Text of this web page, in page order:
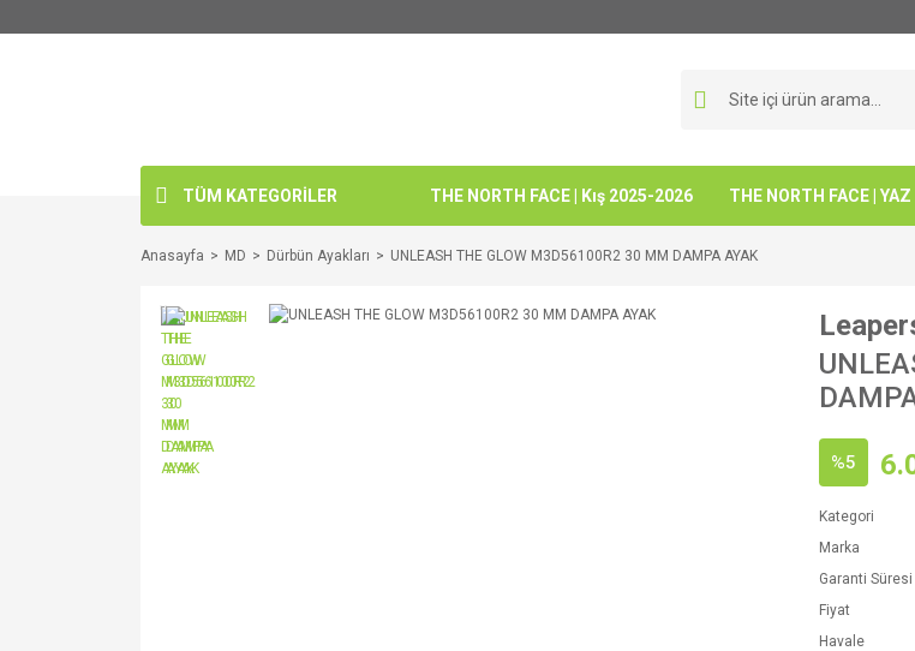
TÜM KATEGORİLER THE NORTH FACE | Kış 2025-2026 THE NORTH FACE |
Anasayfa MD Dürbün Ayakları UNLEASH THE GLOW M3D56100R2 30 MM DAMPA AYAK
%5
Kategori
Marka
Garanti Süresi
Fiyat
Havale